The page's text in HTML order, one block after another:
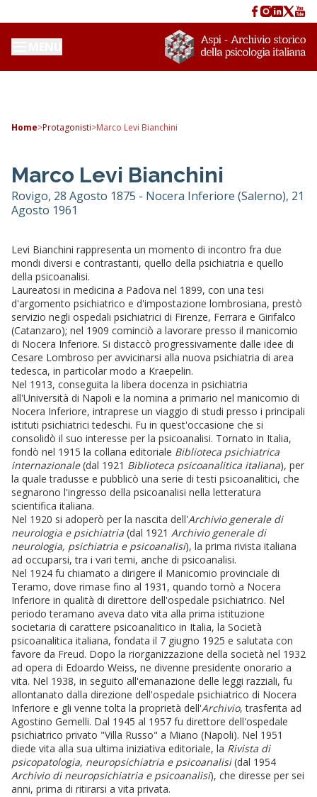
Home>Protagonisti>Marco Levi Bianchini
Marco Levi Bianchini
Rovigo, 28 Agosto 1875 - Nocera Inferiore (Salerno), 21
Agosto 1961
Levi Bianchini rappresenta un momento di incontro fra due
mondi diversi e contrastanti, quello della psichiatria e quello
della psicoanalisi.
Laureatosi in medicina a Padova nel 1899, con una tesi
d'argomento psichiatrico e d'impostazione lombrosiana, prestò
servizio negli ospedali psichiatrici di Firenze, Ferrara e Girifalco
(Catanzaro); nel 1909 cominciò a lavorare presso il manicomio
di Nocera Inferiore. Si distaccò progressivamente dalle idee di
Cesare Lombroso per avvicinarsi alla nuova psichiatria di area
tedesca, in particolar modo a Kraepelin.
Nel 1913, conseguita la libera docenza in psichiatria
all'Università di Napoli e la nomina a primario nel manicomio di
Nocera Inferiore, intraprese un viaggio di studi presso i principali
istituti psichiatrici tedeschi. Fu in quest'occasione che si
consolidò il suo interesse per la psicoanalisi. Tornato in Italia,
fondò nel 1915 la collana editoriale Biblioteca psichiatrica
internazionale(dal 1921 Biblioteca psicoanalitica italiana), per
la quale tradusse e pubblicò una serie di testi psicoanalitici, che
segnarono l'ingresso della psicoanalisi nella letteratura
scientifica italiana.
Nel 1920 si adoperò per la nascita dell'Archivio generale di
neurologia e psichiatria (dal 1921 Archivio generale di
neurologia, psichiatria e psicoanalisi), la prima rivista italiana
ad occuparsi, tra i vari temi, anche di psicoanalisi.
Nel 1924 fu chiamato a dirigere il Manicomio provinciale di
Teramo, dove rimase fino al 1931, quando tornò a Nocera
Inferiore in qualità di direttore dell'ospedale psichiatrico. Nel
periodo teramano aveva dato vita alla prima istituzione
societaria di carattere psicoanalitico in Italia, la Società
psicoanalitica italiana, fondata il 7 giugno 1925 e salutata con
favore da Freud. Dopo la riorganizzazione della società nel 1932
ad opera di Edoardo Weiss, ne divenne presidente onorario a
vita. Nel 1938, in seguito all'emanazione delle leggi razziali, fu
allontanato dalla direzione dell'ospedale psichiatrico di Nocera
Inferiore e gli venne tolta la proprietà dell'Archivio, trasferita ad
Agostino Gemelli. Dal 1945 al 1957 fu direttore dell'ospedale
psichiatrico privato "Villa Russo" a Miano (Napoli). Nel 1951
diede vita alla sua ultima iniziativa editoriale, la Rivista di
psicopatologia, neuropsichiatria e psicoanalisi(dal 1954
Archivio di neuropsichiatria e psicoanalisi), che diresse per sei
anni, prima di ritirarsi a vita privata.